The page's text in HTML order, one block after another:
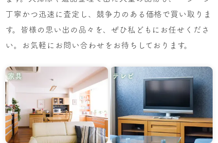
丁寧かつ迅速に査定し、競争力のある価格で買い取りま
す。皆様の思い出の品々を、ぜひ私どもにお任せくださ
い。お気軽にお問い合わせをお待ちしております。
家具 テレビ